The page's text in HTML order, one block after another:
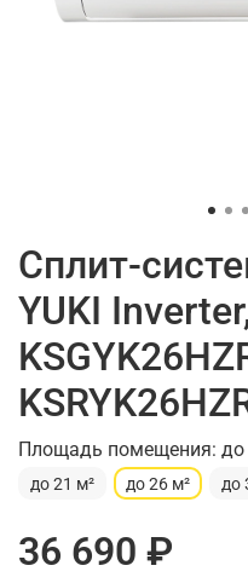
Сплит-
YUKI
Площадь помещения: до
до 21 м² до 26 м² до
36 690 ₽